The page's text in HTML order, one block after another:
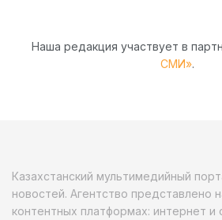
Наша редакция участвует в
СМИ».
Казахстанский мультимедийный
новостей. Агентство представлено
контентных платформах: интернет